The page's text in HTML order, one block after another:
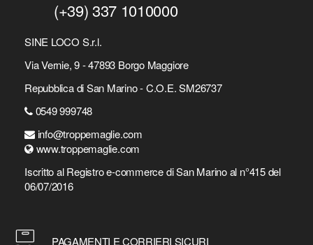
(+39) 337 1010000
SINE LOCO S.r.l.
Via Vernie, 9 - 47893 Borgo Maggiore
Repubblica di San Marino - C.O.E. SM26737
0549 999748
info@troppemaglie.com
www.troppemaglie.com
Iscritto al Registro e-commerce di San Marino al n°415 del
06/07/2016
PAGAMENTI E CORRIERI SICURI